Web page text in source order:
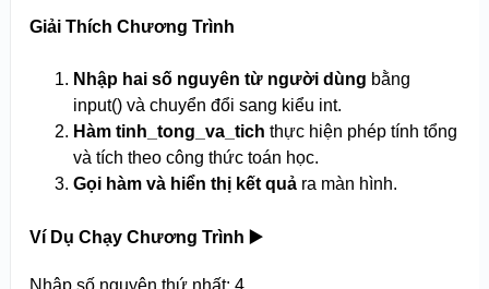
Giải Thích Chương Trình
Nhập hai số nguyên từ người dùng bằng
input() và chuyển đổi sang kiểu int.
Hàm tinh_tong_va_tich thực hiện phép tính tổng
và tích theo công thức toán học.
Gọi hàm và hiển thị kết quảra màn hình.
Ví Dụ Chạy Chương Trình ▶️
Nhập số nguyên thứ nhất: 4